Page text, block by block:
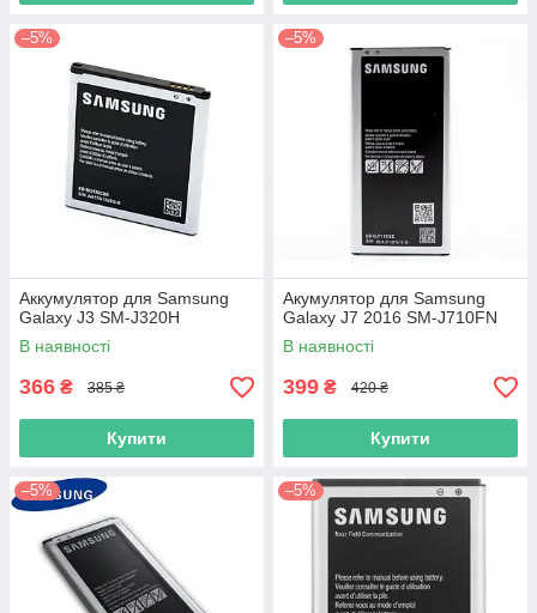
–5%
Аккумулятор для Samsung
Galaxy J3 SM-J320H
В наявності
366 ₴ 385 ₴
Купити
–5%
Акумулятор для Samsung
Galaxy J7 2016 SM-J710FN
В наявності
399 ₴ 420 ₴
Купити
–5% –5%